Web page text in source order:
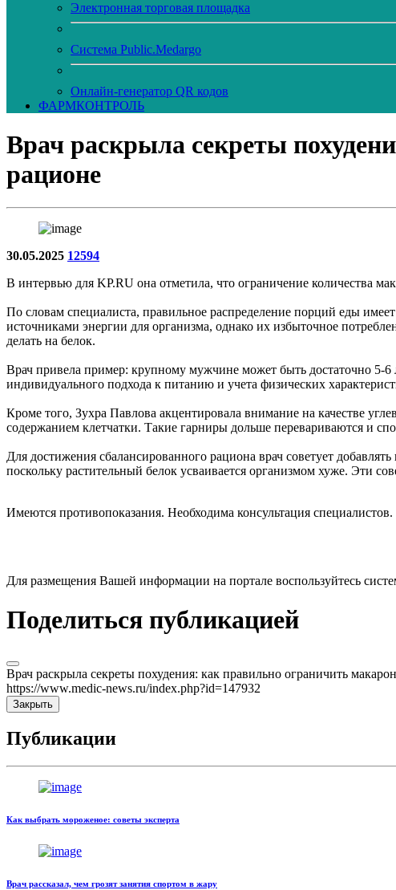
Электронная торговая площадка
Система Public.Medargo
Онлайн-генератор QR кодов
ФАРМКОНТРОЛЬ
Врач раскрыла секреты
рационе
30.05.2025 12594
В интервью для KP.RU она отметила, что ограничение количества
По словам специалиста, правильное распределение порций еды
источниками энергии для организма, однако их избыточное
делать на белок.
Врач привела пример: крупному мужчине может быть достаточно 5-
индивидуального подхода к питанию и учета физических
Кроме того, Зухра Павлова акцентировала внимание на качестве
содержанием клетчатки. Такие гарниры дольше перевариваются и
Для достижения сбалансированного рациона врач советует
поскольку растительный белок усваивается организмом хуже. Эти
Имеются противопоказания. Необходима консультация специалистов.
Для размещения Вашей информации на портале воспользуйтесь
Поделиться публикацией
Врач раскрыла секреты похудения: как правильно ограничить
https://www.medic-news.ru/index.php?id=147932
Закрыть
Публикации
Как выбрать мороженое: советы эксперта
Врач рассказал, чем грозят занятия спортом в жару